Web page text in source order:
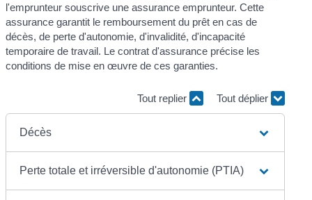
l'emprunteur souscrive une assurance emprunteur. Cette
assurance garantit le remboursement du prêt en cas de
décès, de perte d'autonomie, d'invalidité, d'incapacité
temporaire de travail. Le contrat d'assurance précise les
conditions de mise en œuvre de ces garanties.
Tout replier Tout déplier
Décès
Perte totale et irréversible d'autonomie (PTIA)